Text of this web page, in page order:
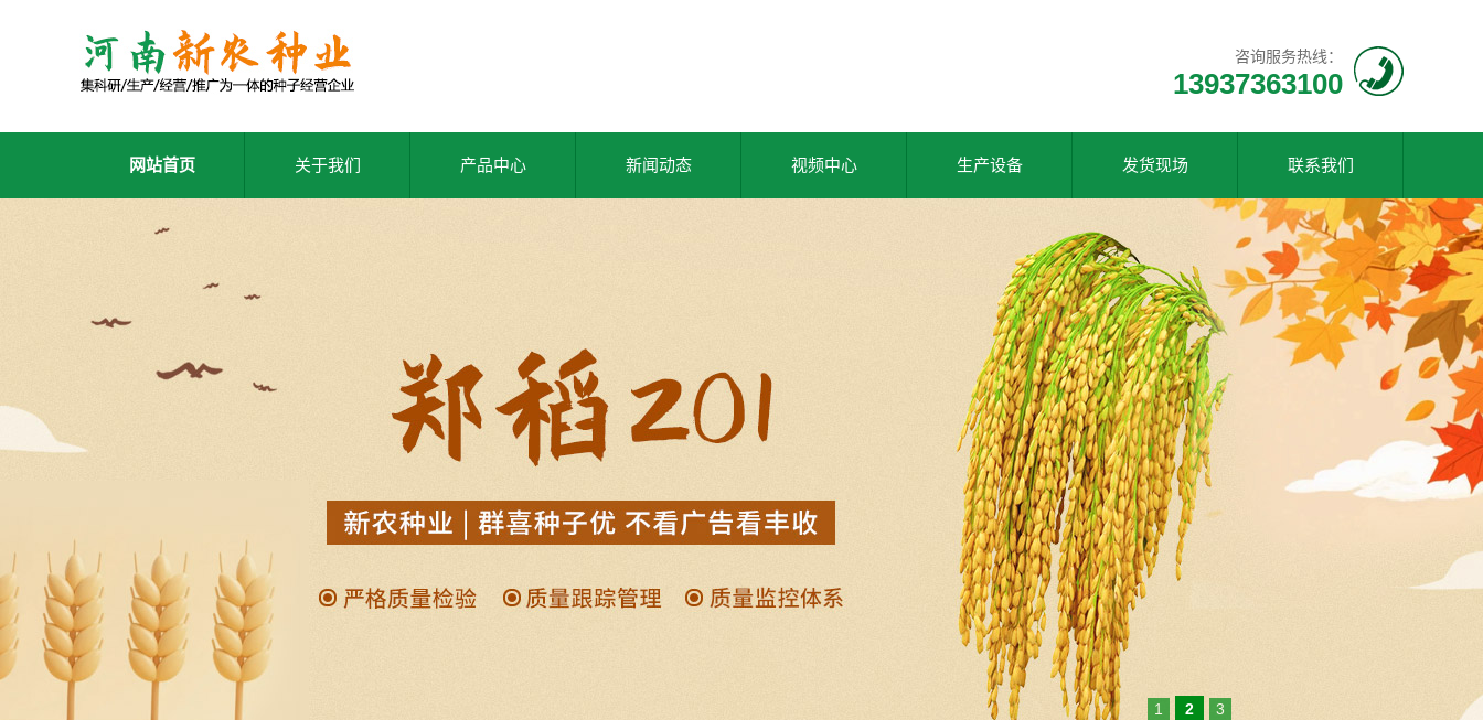
咨询服务热线：
13937363100
网站首页 关于我们 产品中心 新闻动态 视频中心 生产设备 发货现场 联系我们
1 2 3